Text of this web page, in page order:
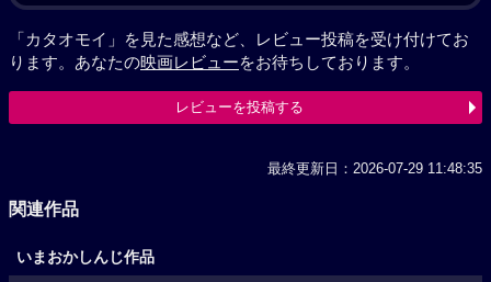
「カタオモイ」を見た感想など、レビュー投稿を受け付けてお
ります。あなたの映画レビューをお待ちしております。
レビューを投稿する
最終更新日：2026-07-29 11:48:35
関連作品
いまおかしんじ作品